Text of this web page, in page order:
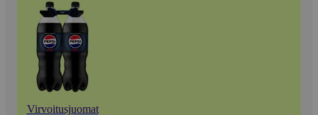
Virvoitusjuomat